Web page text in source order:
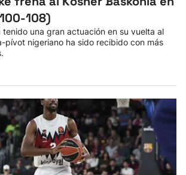
108)
tenido una gran actuación en su vuelta al
pívot nigeriano ha sido recibido con más